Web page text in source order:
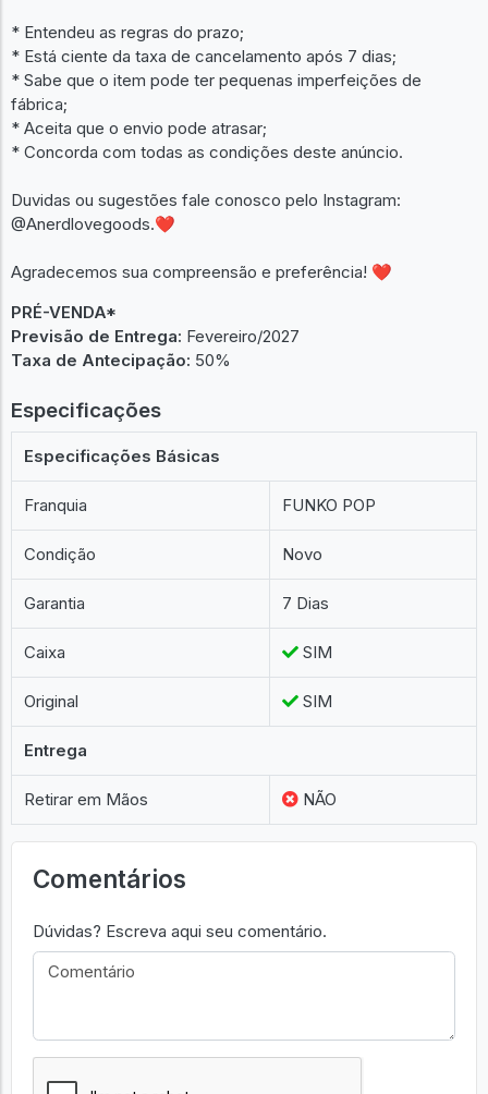
* Entendeu as regras do prazo;
* Está ciente da taxa de cancelamento após 7 dias;
* Sabe que o item pode ter pequenas imperfeições de
fábrica;
* Aceita que o envio pode atrasar;
* Concorda com todas as condições deste anúncio.
Duvidas ou sugestões fale conosco pelo Instagram:
@Anerdlovegoods.❤
Agradecemos sua compreensão e preferência! ❤
PRÉ-VENDA*
Previsão de Entrega: Fevereiro/2027
Taxa de Antecipação: 50%
Especificações
Especificações Básicas
Franquia FUNKO POP
Condição Novo
Garantia 7 Dias
Caixa SIM
Original SIM
Entrega
Retirar em Mãos NÃO
Comentários
Dúvidas? Escreva aqui seu comentário.